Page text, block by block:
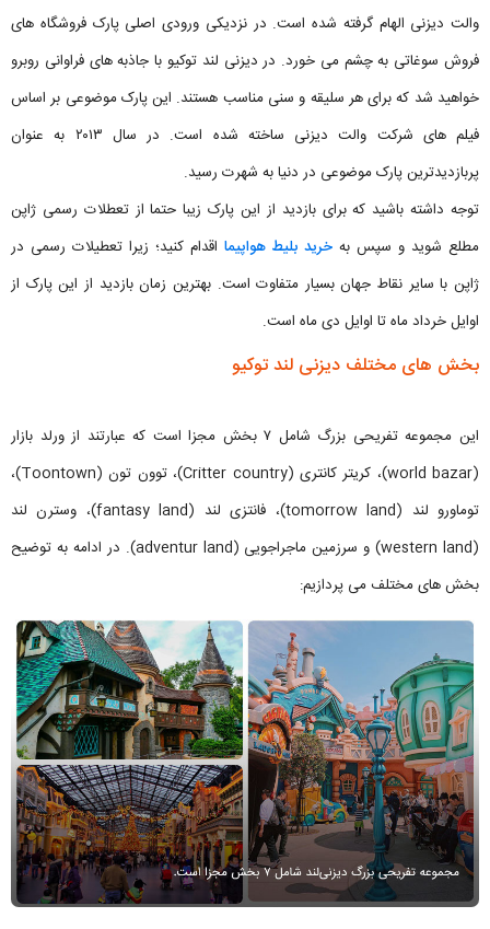
والت دیزنی الهام گرفته شده است. در نزدیکی ورودی اصلی پارک فروشگاه ‌های
فروش سوغاتی به چشم می خورد. در دیزنی لند توکیو با جاذبه‌ های فراوانی روبرو
خواهید شد که برای هر سلیقه و سنی مناسب هستند. این پارک موضوعی بر اساس
فیلم‌ های شرکت والت دیزنی ساخته شده است. در سال ۲۰۱۳ به عنوان
پربازدیدترین پارک موضوعی در دنیا به شهرت رسید.
توجه داشته باشید که برای بازدید از این پارک زیبا حتما از تعطلات رسمی ژاپن
مطلع شوید و سپس به خرید بلیط هواپیما اقدام کنید؛ زیرا تعطیلات رسمی در
ژاپن با سایر نقاط جهان بسیار متفاوت است. بهترین زمان بازدید از این پارک از
اوایل خرداد ماه تا اوایل دی ماه است.
بخش های مختلف دیزنی لند توکیو
این مجموعه تفریحی بزرگ شامل ۷ بخش مجزا است که عبارتند از ورلد بازار
(world bazar)، کریتر کانتری (Critter country)، توون تون (Toontown)،
توماورو لند (tomorrow land)، فانتزی لند (fantasy land)، وسترن لند
(western land) و سرزمین ماجراجویی (adventur land). در ادامه به توضیح
بخش های مختلف می پردازیم: